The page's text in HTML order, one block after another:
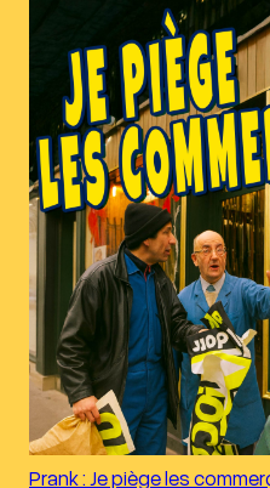
Prank : Je piège les